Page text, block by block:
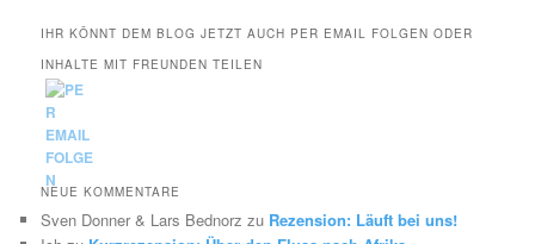
IHR KÖNNT DEM BLOG JETZT AUCH PER EMAIL FOLGEN ODER
INHALTE MIT FREUNDEN TEILEN
NEUE KOMMENTARE
Sven Donner & Lars Bednorz zu Rezension: Läuft bei uns!